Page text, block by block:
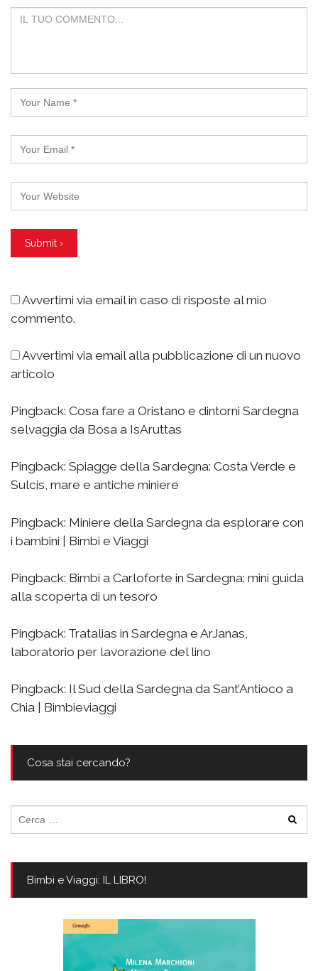
Avvertimi via email in caso di risposte al mio
commento.
Avvertimi via email alla pubblicazione di un nuovo
articolo
Pingback: Cosa fare a Oristano e dintorni Sardegna
selvaggia da Bosa a IsAruttas
Pingback: Spiagge della Sardegna: Costa Verde e
Sulcis, mare e antiche miniere
Pingback: Miniere della Sardegna da esplorare con
i bambini | Bimbi e Viaggi
Pingback: Bimbi a Carloforte in Sardegna: mini guida
alla scoperta di un tesoro
Pingback: Tratalias in Sardegna e ArJanas,
laboratorio per lavorazione del lino
Pingback: Il Sud della Sardegna da Sant’Antioco a
Chia | Bimbieviaggi
Cosa stai cercando?
per:
Bimbi e Viaggi: IL LIBRO!